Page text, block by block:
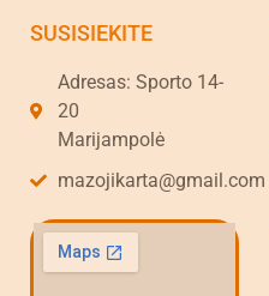
SUSISIEKITE
Adresas: Sporto 14-
20
Marijampolė
mazojikarta@gmail.com